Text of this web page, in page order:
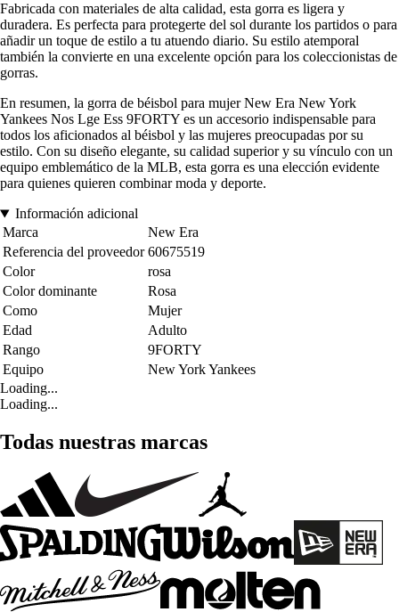
Fabricada con materiales de alta calidad, esta gorra es ligera y
duradera. Es perfecta para protegerte del sol durante los partidos o para
añadir un toque de estilo a tu atuendo diario. Su estilo atemporal
también la convierte en una excelente opción para los coleccionistas de
gorras.
En resumen, la gorra de béisbol para mujer New Era New York
Yankees Nos Lge Ess 9FORTY es un accesorio indispensable para
todos los aficionados al béisbol y las mujeres preocupadas por su
estilo. Con su diseño elegante, su calidad superior y su vínculo con un
equipo emblemático de la MLB, esta gorra es una elección evidente
para quienes quieren combinar moda y deporte.
Información adicional
Marca
New Era
Referencia del proveedor 60675519
Color
rosa
Color dominante
Rosa
Como
Mujer
Edad
Adulto
Rango
9FORTY
Equipo
New York Yankees
Loading...
Loading...
Todas nuestras marcas